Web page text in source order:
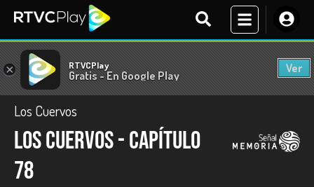
× RTVCPlay
Gratis - En Google Play
Ver
Los Cuervos
Los Cuervos - Capítulo
78